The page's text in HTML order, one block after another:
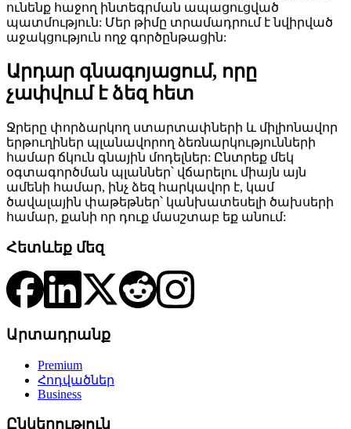
ունենք հաջող ինտեգրման ապացուցված
պատմություն: Մեր թիմը տրամադրում է նվիրված
աջակցություն ողջ գործընթացին:
Արդար գնագոյացում, որը
չափվում է ձեզ հետ
Ջրերը փորձարկող ստարտափների և միլիոնավոր
երթուղիներ պլանավորող ձեռնարկությունների
համար ճկուն գնային մոդելներ: Ընտրեք մեկ
օգտագործման պլաններ՝ վճարելու միայն այն
ամենի համար, ինչ ձեզ հարկավոր է, կամ
ծավալային փաթեթներ՝ կանխատեսելի ծախսերի
համար, քանի որ դուք մասշտաբ եք անում:
Հետևեք մեզ
Արտադրանք
Premium
Հոդվածներ
Business
Ընկերություն